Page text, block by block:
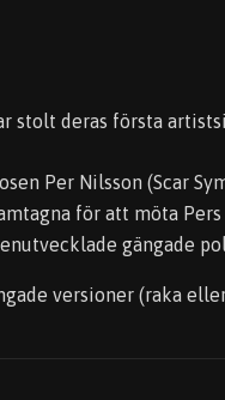
stolt deras första
Per Nilsson (Scar
för att möta
gängade
versioner (raka